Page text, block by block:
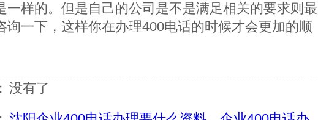
一样的。但是自己的公司是不是满足相关的要求则最
询一下，这样你在办理400电话的时候才会更加的顺
没有了